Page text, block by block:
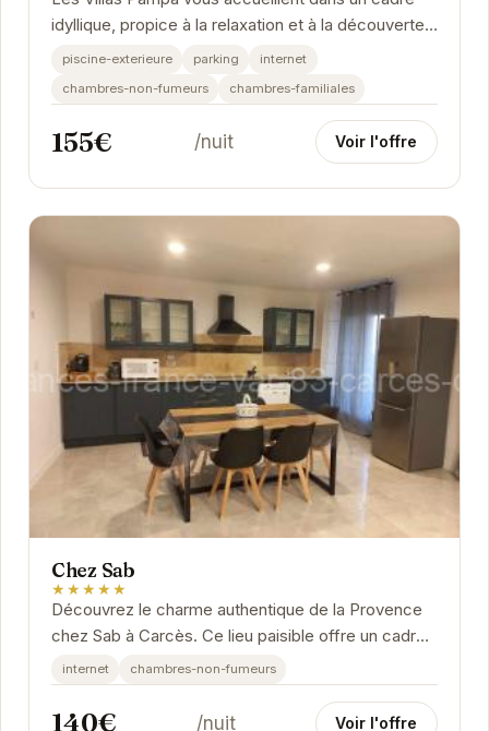
idyllique, propice à la relaxation et à la découverte
des charmes de la Provence. Avec une piscine...
piscine-exterieure parking
internet
chambres-non-fumeurs
chambres-familiales
155€ /nuit Voir l'offre
Chez Sab
★★★★★
Découvrez le charme authentique de la Provence
chez Sab à Carcès. Ce lieu paisible offre un cadre
idéal pour se ressourcer et profiter du soleil...
internet chambres-non-fumeurs
140€ /nuit Voir l'offre